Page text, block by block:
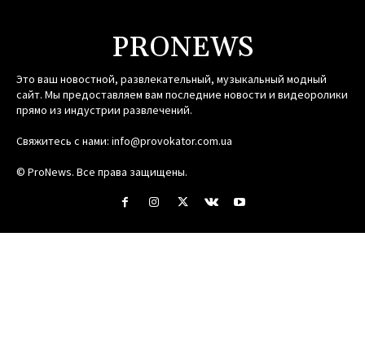
PRONEWS
Это ваш новостной, развлекательный, музыкальный модный
сайт. Мы предоставляем вам последние новости и видеоролики
прямо из индустрии развлечений.
Свяжитесь с нами: info@provokator.com.ua
© ProNews. Все права защищены.